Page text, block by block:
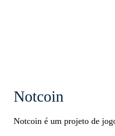
Notcoin
Notcoin é um projeto de